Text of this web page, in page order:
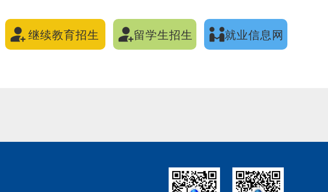
继续教育招生 留学生招生 就业信息网